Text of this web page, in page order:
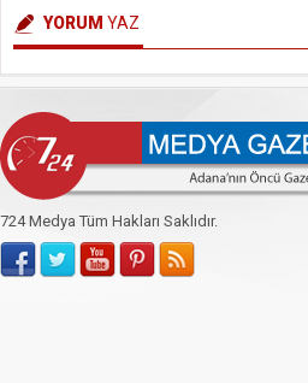
YORUM YAZ
724 Medya Tüm Hakları Saklıdır.